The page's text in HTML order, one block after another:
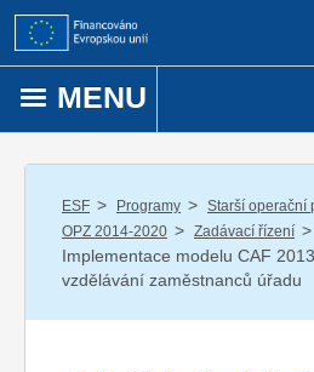
Přejít k obsahu
MENU
ESF / Programy / Starší operační
OPZ 2014-2020 / Zadávací řízení /
Implementace modelu CAF
vzdělávání zaměstnanců úřadu